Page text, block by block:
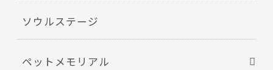
ソウルステージ
ペットメモリアル